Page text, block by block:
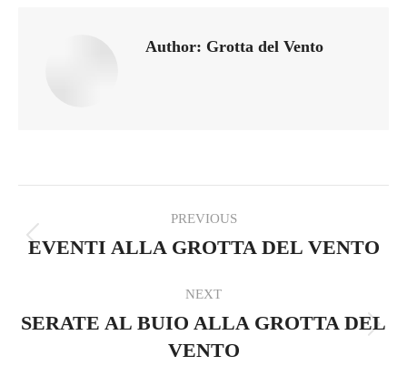
Author: Grotta del Vento
navigation
PREVIOUS
Previous
EVENTI ALLA GROTTA DEL VENTO
NEXT
Next
post:
SERATE AL BUIO ALLA GROTTA DEL
VENTO